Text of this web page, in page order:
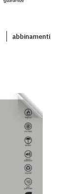
abbinamenti